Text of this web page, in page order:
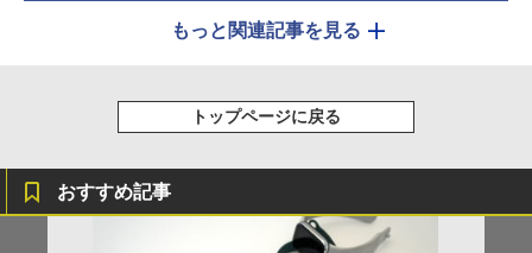
もっと関連記事を見る
トップページに戻る
おすすめ記事